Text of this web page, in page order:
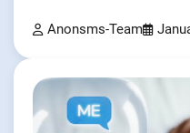
Anonsms-Team